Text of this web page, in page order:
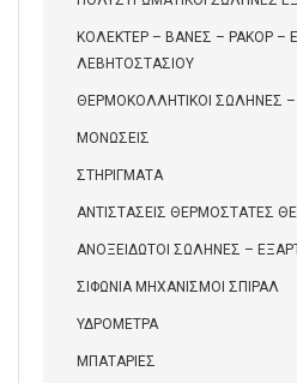
ΚΟΛΕΚΤΕΡ – ΒΑΝΕΣ – ΡΑΚΟΡ
ΛΕΒΗΤΟΣΤΑΣΙΟΥ
ΘΕΡΜΟΚΟΛΛΗΤΙΚΟΙ ΣΩΛΗΝΕΣ
ΜΟΝΩΣΕΙΣ
ΣΤΗΡΙΓΜΑΤΑ
ΑΝΤΙΣΤΑΣΕΙΣ ΘΕΡΜΟΣΤΑΤΕΣ
ΑΝΟΞΕΙΔΩΤΟΙ ΣΩΛΗΝΕΣ –
ΣΙΦΩΝΙΑ ΜΗΧΑΝΙΣΜΟΙ ΣΠΙΡΑΛ
ΥΔΡΟΜΕΤΡΑ
ΜΠΑΤΑΡΙΕΣ